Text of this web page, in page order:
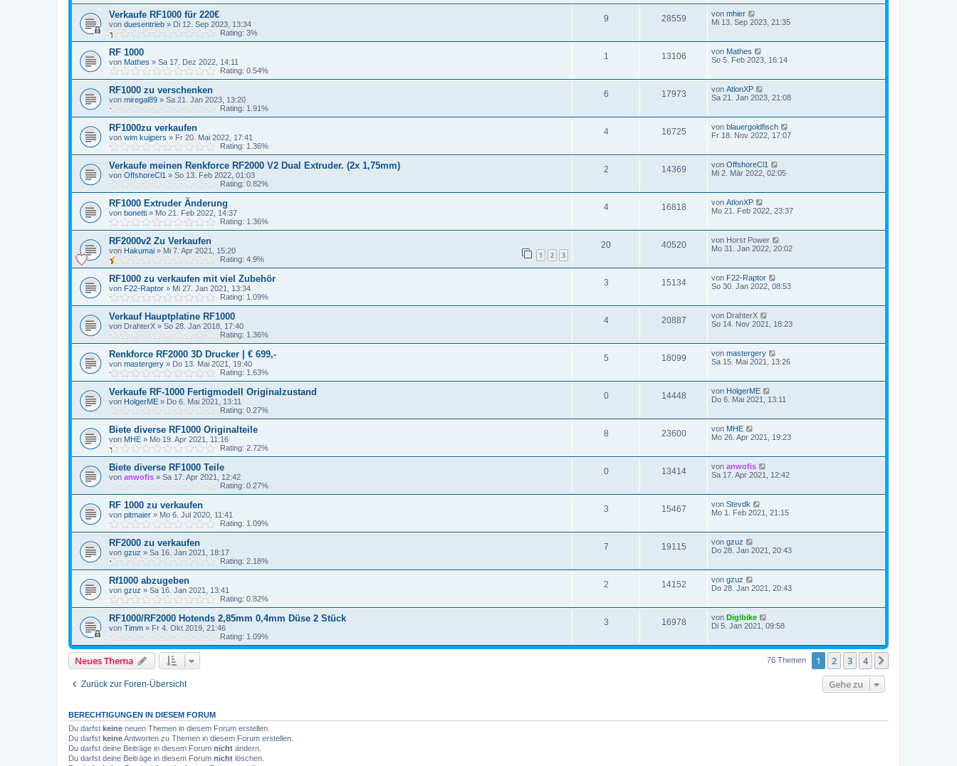
Verkaufe RF1000 für 220€
von duesentrieb » Di 12. Sep 2023, 13:34
Rating: 3%
9 28559 von mhier
Mi 13. Sep 2023, 21:35
RF 1000
von Mathes » Sa 17. Dez 2022, 14:11
Rating: 0.54%
1 13106 von Mathes
So 5. Feb 2023, 16:14
RF1000 zu verschenken
von miregal89 » Sa 21. Jan 2023, 13:20
Rating: 1.91%
6 17973 von AtlonXP
Sa 21. Jan 2023, 21:08
RF1000zu verkaufen
von wim kuijpers » Fr 20. Mai 2022, 17:41
Rating: 1.36%
4 16725 von blauergoldfisch
Fr 18. Nov 2022, 17:07
Verkaufe meinen Renkforce RF2000 V2 Dual Extruder. (2x 1,75mm)
von OffshoreCl1 » So 13. Feb 2022, 01:03
Rating: 0.82%
2 14369 von OffshoreCl1
Mi 2. Mär 2022, 02:05
RF1000 Extruder Änderung
von bonetti » Mo 21. Feb 2022, 14:37
Rating: 1.36%
4 16818 von AtlonXP
Mo 21. Feb 2022, 23:37
RF2000v2 Zu Verkaufen
von Hakumai » Mi 7. Apr 2021, 15:20 1 2 3
Rating: 4.9%
20 40520 von Horst Power
Mo 31. Jan 2022, 20:02
RF1000 zu verkaufen mit viel Zubehör
von F22-Raptor » Mi 27. Jan 2021, 13:34
Rating: 1.09%
3 15134 von F22-Raptor
So 30. Jan 2022, 08:53
Verkauf Hauptplatine RF1000
von DrahterX » So 28. Jan 2018, 17:40
Rating: 1.36%
4 20887 von DrahterX
So 14. Nov 2021, 18:23
Renkforce RF2000 3D Drucker | € 699,-
von mastergery » Do 13. Mai 2021, 19:40
Rating: 1.63%
5 18099 von mastergery
Sa 15. Mai 2021, 13:26
Verkaufe RF-1000 Fertigmodell Originalzustand
von HolgerME » Do 6. Mai 2021, 13:11
Rating: 0.27%
0 14448 von HolgerME
Do 6. Mai 2021, 13:11
Biete diverse RF1000 Originalteile
von MHE » Mo 19. Apr 2021, 11:16
Rating: 2.72%
8 23600 von MHE
Mo 26. Apr 2021, 19:23
Biete diverse RF1000 Teile
von anwofis » Sa 17. Apr 2021, 12:42
Rating: 0.27%
0 13414 von anwofis
Sa 17. Apr 2021, 12:42
RF 1000 zu verkaufen
von pitmaier » Mo 6. Jul 2020, 11:41
Rating: 1.09%
3 15467 von Stevdk
Mo 1. Feb 2021, 21:15
RF2000 zu verkaufen
von gzuz » Sa 16. Jan 2021, 18:17
Rating: 2.18%
7 19115 von gzuz
Do 28. Jan 2021, 20:43
Rf1000 abzugeben
von gzuz » Sa 16. Jan 2021, 13:41
Rating: 0.82%
2 14152 von gzuz
Do 28. Jan 2021, 20:43
RF1000/RF2000 Hotends 2,85mm 0,4mm Düse 2 Stück
von Timm » Fr 4. Okt 2019, 21:46
Rating: 1.09%
3 16978 von Digibike
Di 5. Jan 2021, 09:58
Neues Thema 76 Themen 1 2 3 4
Zurück zur Foren-Übersicht Gehe zu
BERECHTIGUNGEN IN DIESEM FORUM
Du darfst keine neuen Themen in diesem Forum erstellen.
Du darfst keineAntworten zu Themen in diesem Forum erstellen.
Du darfst deine Beiträge in diesem Forum nicht ändern.
Du darfst deine Beiträge in diesem Forum nicht löschen.